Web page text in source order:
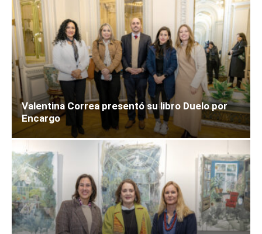
Valentina Correa presentó su libro Duelo por
Encargo